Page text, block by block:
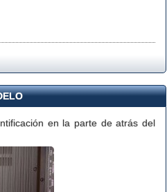
en la parte de atrás del